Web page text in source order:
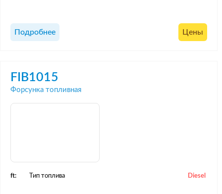
Подробнее Цены
FIB1015
Форсунка топливная
ft: Тип топлива Diesel